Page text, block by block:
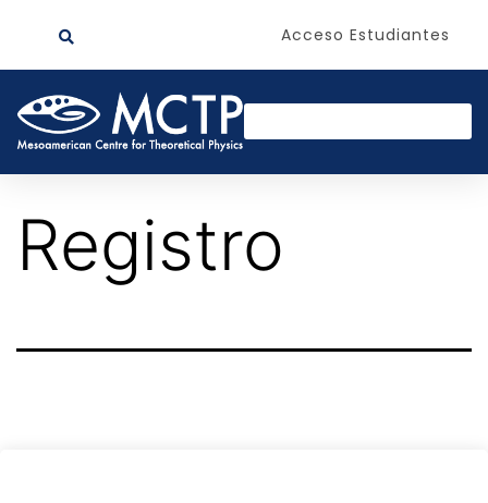
Acceso Estudiantes
Registro